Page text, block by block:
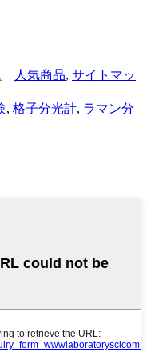
人気商品, サイトマッ
, 格子分光計, ラマン分